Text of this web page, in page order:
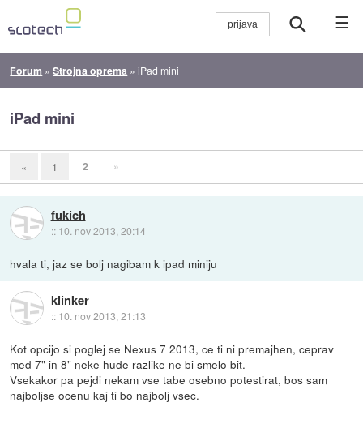
☰
Forum »Strojna oprema »iPad mini
iPad mini
« 1 2 »
fukich
:: 10. nov 2013, 20:14
hvala ti, jaz se bolj nagibam k ipad miniju
klinker
:: 10. nov 2013, 21:13
Kot opcijo si poglej se Nexus 7 2013, ce ti ni premajhen, ceprav
med 7" in 8" neke hude razlike ne bi smelo bit.
Vsekakor pa pejdi nekam vse tabe osebno potestirat, bos sam
najboljse ocenu kaj ti bo najbolj vsec.